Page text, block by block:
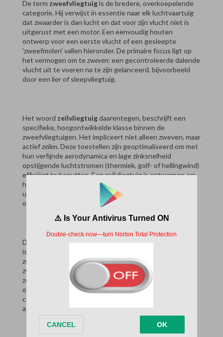
De term zweefvliegtuigis de bredere, overkoepelende
categorie. Hij verwijst in essentie naar elk luchtvaartuig
dat zwaarder is dan lucht en dat voor zijn vlucht niet is
uitgerust met een motor. Een eenvoudig houten
ontwerp voor een eerste vlucht of een gesleepte
'zweefmolen' vallen hieronder. De primaire focus ligt op
het vermogen om tezweven: een gecontroleerde dalende
vlucht uit te voeren na te zijn gelanceerd, bijvoorbeeld
door een lier of sleepvliegtuig.
Het woord zeilvliegtuigdaarentegen, beschrijft een
specifieke, hoogontwikkelde klasse binnen de
zweefvliegtuigen. Het impliceert niet alleen zweven, maar
actiefzeilen. Deze toestellen zijn geoptimaliseerd om met
hun verfijnde aerodynamica en lage zinksnelheid
opstijgende luchtstromen (thermiek, golf- of hellingwind)
efficiënt te benutten. Een zeilvliegtuig is ontworpen om
hoogte te winnen, afstanden te overbruggen en
urenlang in de lucht te blijven – het is het
onder de zweefvliegtuigen.
De kernvraag is dus niet of het een of het ander correct
is, maar eerder een kwestie van precisie. Alle
zeilvliegtuigen zijn zweefvliegtuigen, maar niet alle
zweefvliegtuigen verdienen de prestigieuze titel van
zeilvliegtuig. Het onderscheid ligt in de intentie van het
ontwerp: van eenvoudige zwaartekrachtvlucht naar de
complexe kunst van het
atmosfeer.